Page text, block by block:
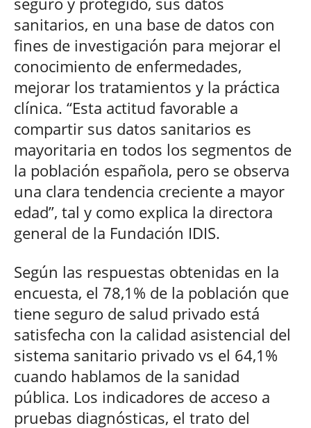
sanitarios, en una base de datos con
fines de investigación para mejorar el
conocimiento de enfermedades,
mejorar los tratamientos y la práctica
clínica. “Esta actitud favorable a
compartir sus datos sanitarios es
mayoritaria en todos los segmentos de
la población española, pero se observa
una clara tendencia creciente a mayor
edad”, tal y como explica la directora
general de la Fundación IDIS.
Según las respuestas obtenidas en la
encuesta, el 78,1% de la población que
tiene seguro de salud privado está
satisfecha con la calidad asistencial del
sistema sanitario privado vs el 64,1%
cuando hablamos de la sanidad
pública. Los indicadores de acceso a
pruebas diagnósticas, el trato del